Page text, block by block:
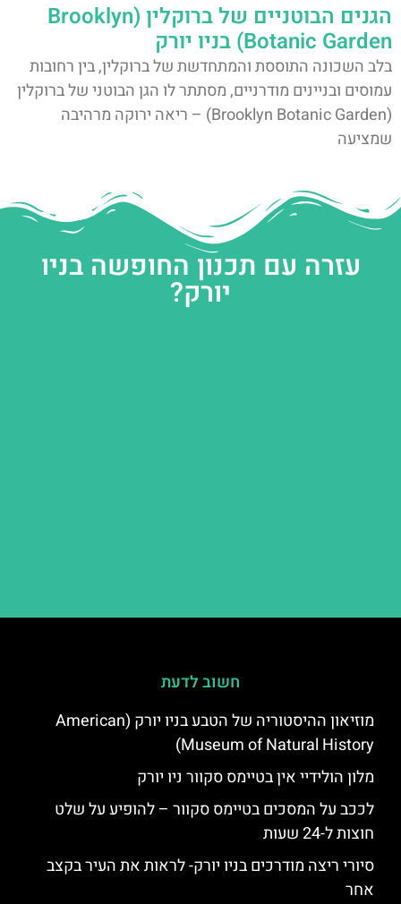
הגנים הבוטניים של ברוקלין (Brooklyn
Botanic Garden) בניו יורק
בלב השכונה התוססת והמתחדשת של ברוקלין, בין רחובות
עמוסים ובניינים מודרניים, מסתתר לו הגן הבוטני של ברוקלין
(Brooklyn Botanic Garden) – ריאה ירוקה מרהיבה
שמציעה
עזרה עם תכנון החופשה בניו
יורק?
חשוב לדעת
מוזיאון ההיסטוריה של הטבע בניו יורק (American
Museum of Natural History)
מלון הולידיי אין בטיימס סקוור ניו יורק
לככב על המסכים בטיימס סקוור – להופיע על שלט
חוצות ל-24 שעות
סיורי ריצה מודרכים בניו יורק- לראות את העיר בקצב
אחר